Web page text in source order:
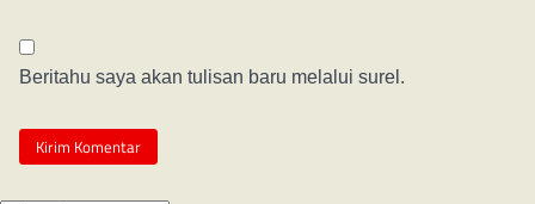
Beritahu saya akan tulisan baru melalui surel.